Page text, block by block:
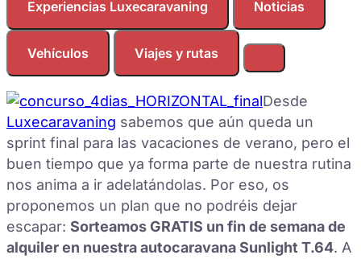
Experiencias Luxecaravaning Noticias
Vehículos Viajes y rutas
Desde
Luxecaravaning sabemos que aún queda un
sprint final para las vacaciones de verano, pero el
buen tiempo que ya forma parte de nuestra rutina
nos anima a ir adelatándolas. Por eso, os
proponemos un plan que no podréis dejar
escapar: Sorteamos GRATIS un fin de semana de
alquiler en nuestra autocaravana Sunlight T.64. A